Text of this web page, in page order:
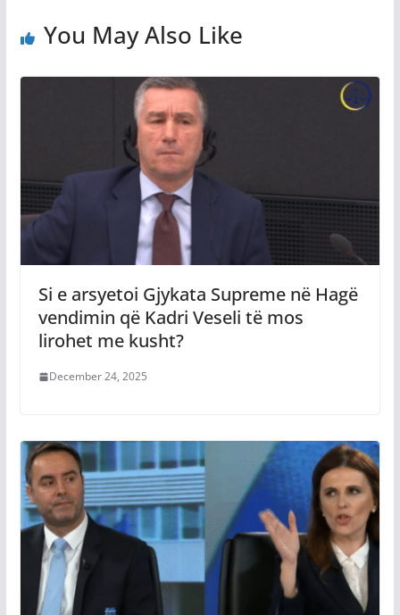
You May Also Like
Si e arsyetoi Gjykata Supreme në Hagë
vendimin që Kadri Veseli të mos
lirohet me kusht?
December 24, 2025